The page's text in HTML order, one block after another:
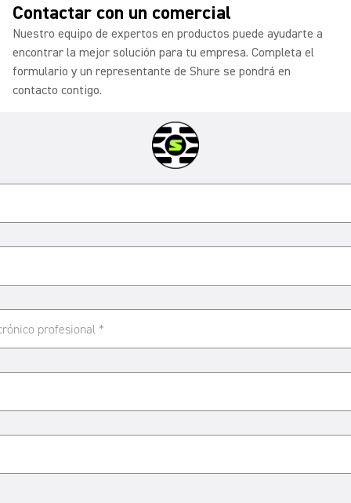
Contactar con un comercial
Nuestro equipo de expertos en productos puede ayudarte a
encontrar la mejor solución para tu empresa. Completa el
formulario y un representante de Shure se pondrá en
contacto contigo.